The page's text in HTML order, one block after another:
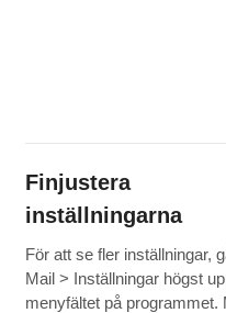
Finjustera
inställningarna
För att se fler inställningar,
Mail > Inställningar högst
menyfältet på programmet.